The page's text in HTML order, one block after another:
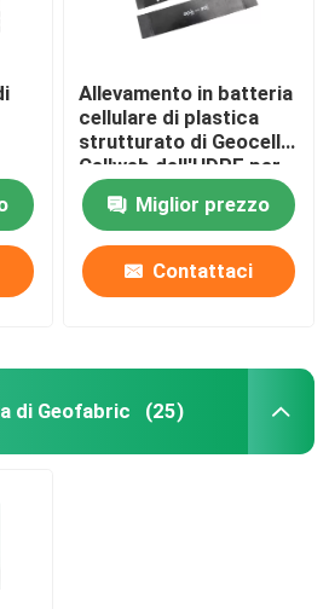
Allevamento in batteria
cellulare di plastica
strutturato di Geocell
Cellweb dell'HDPE per
la costruzione di
stradeMiglior prezzo
Contattaci
di Geofabric (25)